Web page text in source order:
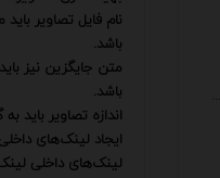
نام فایل تصاویر
باشد.
متن جایگزین نیز
باشد.
اندازه تصاویر
ایجاد لینک‌های
لینک‌های داخلی